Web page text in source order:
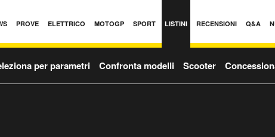
PROVE ELETTRICO MOTOGP SPORT LISTINI RECENSIONI Q&A
per parametri Confronta modelli Scooter